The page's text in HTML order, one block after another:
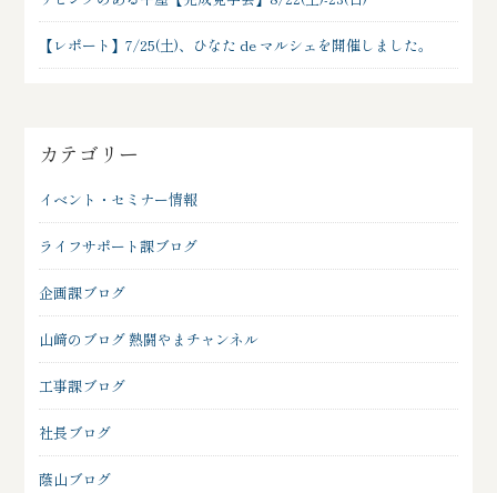
【レポート】7/25(土)、ひなた de マルシェを開催しました。
カテゴリー
イベント・セミナー情報
ライフサポート課ブログ
企画課ブログ
山﨑のブログ 熱闘やまチャンネル
工事課ブログ
社長ブログ
蔭山ブログ